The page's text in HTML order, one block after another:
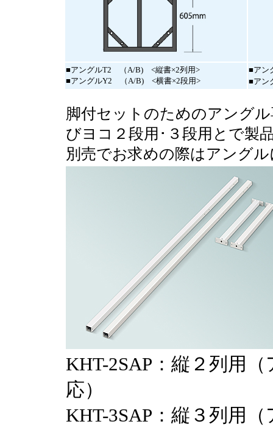
■アングルT2 （A/B) <縦書×2列用>
■アングルY2 （A/B) <横書×2段用>
■アン
■アン
脚付セットのためのアング
びヨコ２段用･３段用とで製
別売でお求めの際はアング
KHT-2SAP：縦２列用
応）
KHT-3SAP：縦３列用